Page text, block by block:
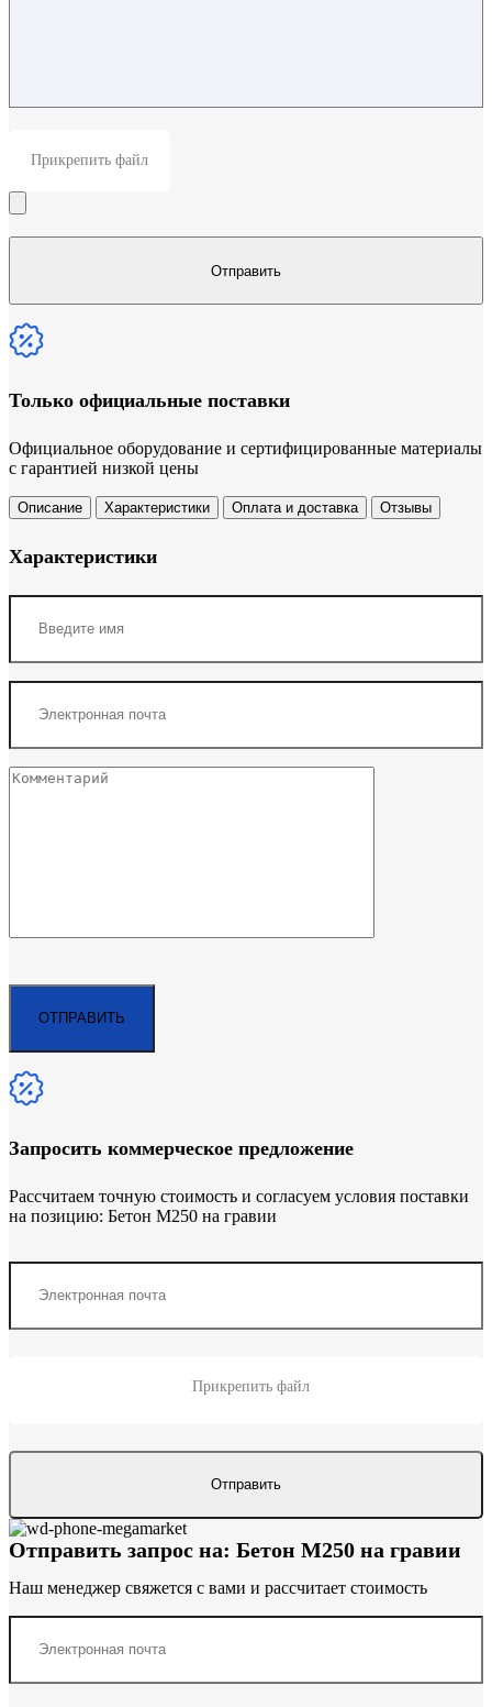
Прикрепить файл
Только официальные поставки
Официальное оборудование и сертифицированные материалы
с гарантией низкой цены
Описание Характеристики Оплата и доставка Отзывы
Характеристики
Запросить коммерческое предложение
Рассчитаем точную стоимость и согласуем условия поставки
на позицию: Бетон М250 на гравии
Прикрепить файл
Отправить запрос на: Бетон М250 на гравии
Наш менеджер свяжется с вами и рассчитает стоимость